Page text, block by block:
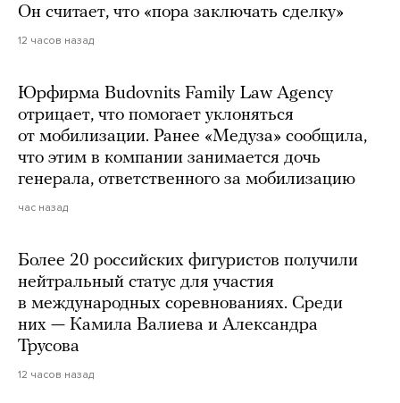
Он считает, что «пора заключать сделку»
12 часов назад
Юрфирма Budovnits Family Law Agency
отрицает, что помогает уклоняться
от мобилизации. Ранее «Медуза» сообщила,
что этим в компании занимается дочь
генерала, ответственного за мобилизацию
час назад
Более 20 российских фигуристов получили
нейтральный статус для участия
в международных соревнованиях. Среди
них — Камила Валиева и Александра
Трусова
12 часов назад